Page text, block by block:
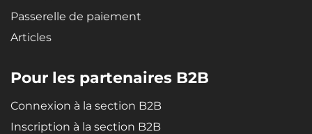
Passerelle de paiement
Articles
Pour les partenaires B2B
Connexion à la section B2B
Inscription à la section B2B